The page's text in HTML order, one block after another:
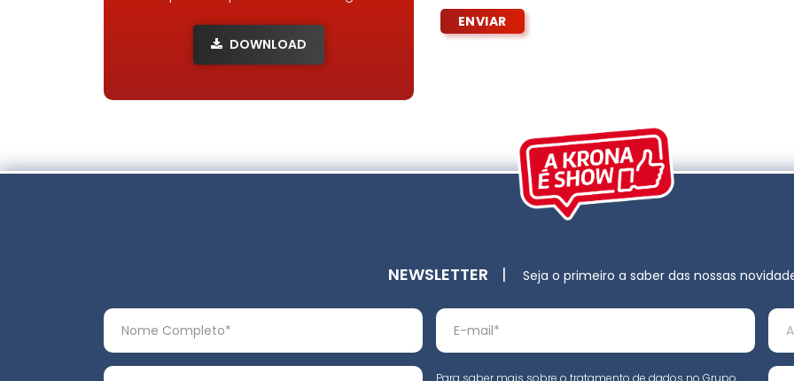
DOWNLOAD
NEWSLETTER | Seja o primeiro a saber das nossas
Para saber mais sobre o tratamento de dados no Grupo